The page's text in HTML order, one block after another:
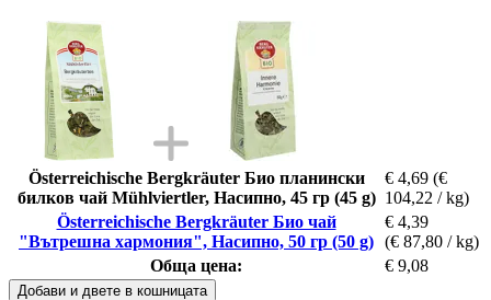
Österreichische Bergkräuter Био планински
билков чай Mühlviertler, Насипно, 45 гр (45 g)
€ 4,69 (€
104,22 / kg)
Österreichische Bergkräuter Био чай
"Вътрешна хармония", Насипно, 50 гр (50 g)
€ 4,39
(€ 87,80 / kg)
Обща цена:
€ 9,08
Добави и двете в кошницата